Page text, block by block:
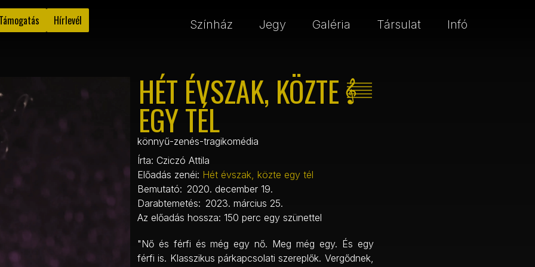
Hírlevél Színház Jegy Galéria Társulat Infó
HÉT ÉVSZAK, KÖZTE
EGY TÉL
könnyű-zenés-tragikomédia
Írta: Cziczó Attila
Előadás zenéi: Hét évszak, közte egy tél
Bemutató: 2020. december 19.
Darabtemetés: 2023. március 25.
Az előadás hossza: 150 perc egy szünettel
"Nő és férfi és még egy nő. Meg még egy. És egy
férfi is. Klasszikus párkapcsolati szereplők. Vergődnek,